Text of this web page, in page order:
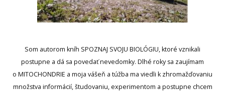
Som autorom kníh SPOZNAJ SVOJU BIOLÓGIU, ktoré vznikali
postupne a dá sa povedať nevedomky. Dlhé roky sa zaujímam
o MITOCHONDRIE a moja vášeň a túžba ma viedli k zhromažďovaniu
množstva informácií, študovaniu, experimentom a postupne chcem